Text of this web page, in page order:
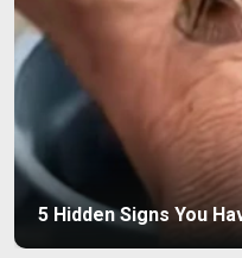
5 Hidden Signs You